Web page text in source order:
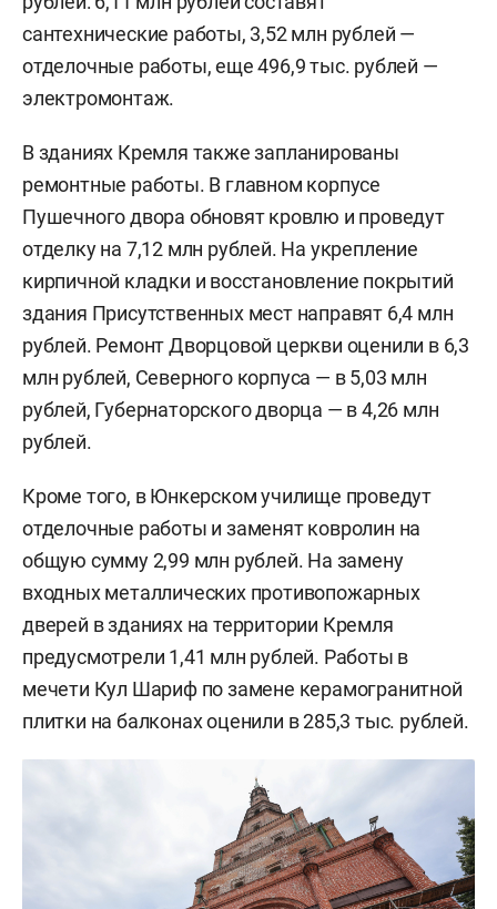
сантехнические работы, 3,52 млн рублей —
отделочные работы, еще 496,9 тыс. рублей —
электромонтаж.
В зданиях Кремля также запланированы
ремонтные работы. В главном корпусе
Пушечного двора обновят кровлю и проведут
отделку на 7,12 млн рублей. На укрепление
кирпичной кладки и восстановление покрытий
здания Присутственных мест направят 6,4 млн
рублей. Ремонт Дворцовой церкви оценили в 6,3
млн рублей, Северного корпуса — в 5,03 млн
рублей, Губернаторского дворца — в 4,26 млн
рублей.
Кроме того, в Юнкерском училище проведут
отделочные работы и заменят ковролин на
общую сумму 2,99 млн рублей. На замену
входных металлических противопожарных
дверей в зданиях на территории Кремля
предусмотрели 1,41 млн рублей. Работы в
мечети Кул Шариф по замене керамогранитной
плитки на балконах оценили в 285,3 тыс. рублей.